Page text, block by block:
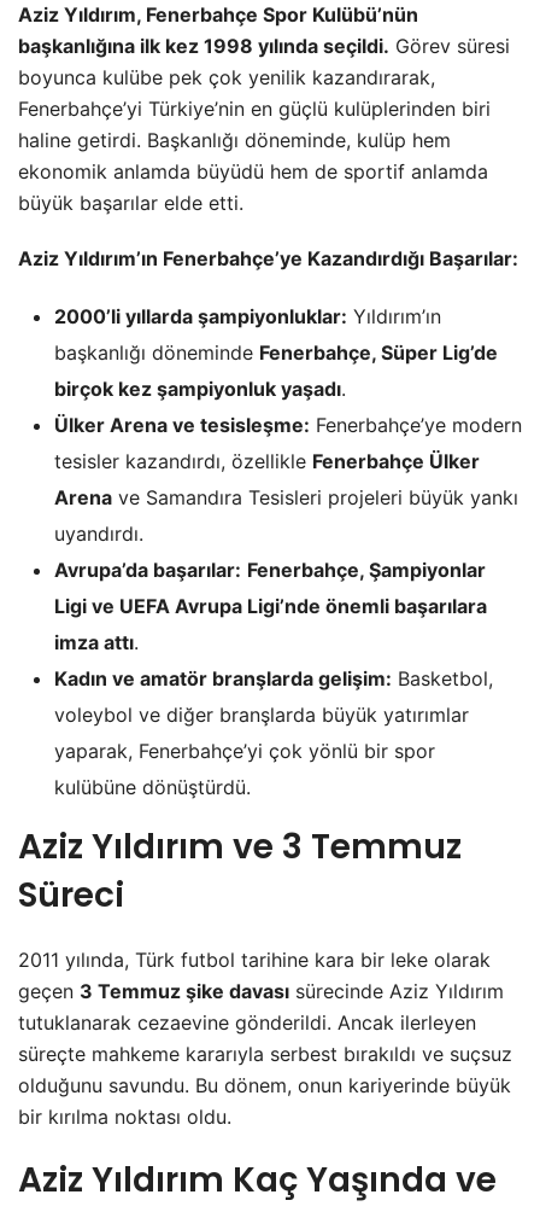
Aziz Yıldırım, Fenerbahçe Spor Kulübü’nün
başkanlığına ilk kez 1998 yılında seçildi. Görev süresi
boyunca kulübe pek çok yenilik kazandırarak,
Fenerbahçe’yi Türkiye’nin en güçlü kulüplerinden biri
haline getirdi. Başkanlığı döneminde, kulüp hem
ekonomik anlamda büyüdü hem de sportif anlamda
büyük başarılar elde etti.
Aziz Yıldırım’ın Fenerbahçe’ye Kazandırdığı Başarılar:
2000’li yıllarda şampiyonluklar: Yıldırım’ın
başkanlığı döneminde Fenerbahçe, Süper Lig’de
birçok kez şampiyonluk yaşadı.
Ülker Arena ve tesisleşme: Fenerbahçe’ye modern
tesisler kazandırdı, özellikle Fenerbahçe Ülker
Arena ve Samandıra Tesisleri projeleri büyük yankı
uyandırdı.
Avrupa’da başarılar: Fenerbahçe, Şampiyonlar
Ligi ve UEFA Avrupa Ligi’nde önemli başarılara
imza attı.
Kadın ve amatör branşlarda gelişim: Basketbol,
voleybol ve diğer branşlarda büyük yatırımlar
yaparak, Fenerbahçe’yi çok yönlü bir spor
kulübüne dönüştürdü.
Aziz Yıldırım ve 3 Temmuz
Süreci
2011 yılında, Türk futbol tarihine kara bir leke olarak
geçen 3 Temmuz şike davası sürecinde Aziz Yıldırım
tutuklanarak cezaevine gönderildi. Ancak ilerleyen
süreçte mahkeme kararıyla serbest bırakıldı ve suçsuz
olduğunu savundu. Bu dönem, onun kariyerinde büyük
bir kırılma noktası oldu.
Aziz Yıldırım Kaç Yaşında ve